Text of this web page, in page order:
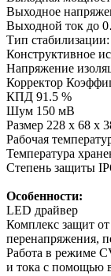
Выходное
Выходной ток до
Тип
Конструктивное
Напряжение
Корректор
КПД 91.5 %
Шум 150 мВ
Размер 228 x 68 x
Рабочая
Температура
Степень защиты
Особенности:
LED драйвер
Комплекс защит от
перенапряжения,
Работа в режиме
и тока с помощью